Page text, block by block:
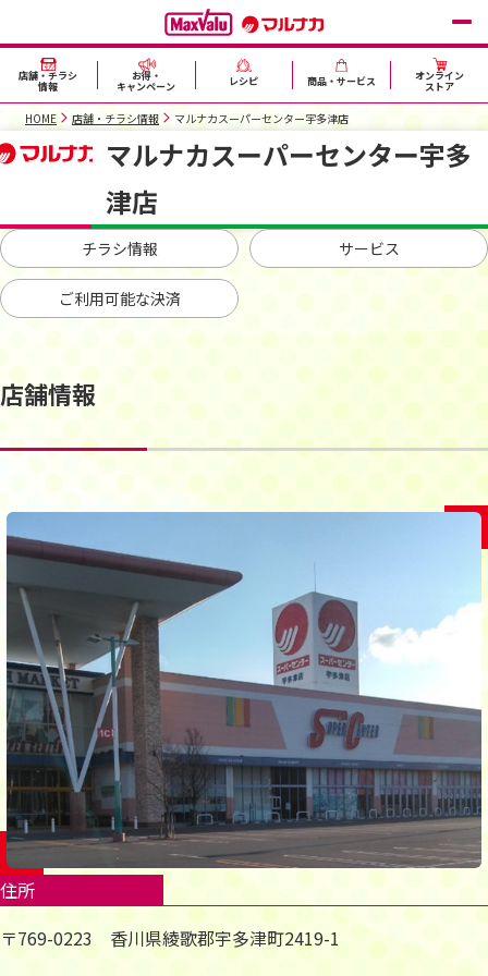
店舗・チラシ
情報
お得・
キャンペーン レシピ 商品・サービス オンライン
ストア
HOME 店舗・チラシ情報 マルナカスーパーセンター宇多津店
マルナカスーパーセンター宇多
津店
チラシ情報 サービス
ご利用可能な決済
店舗情報
住所
〒769-0223 香川県綾歌郡宇多津町2419-1